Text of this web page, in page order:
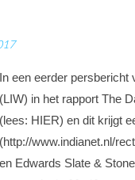
In een eerder persbericht
(LIW) in het rapport The
(lees: HIER) en dit krijgt
(http://www.indianet.nl/
en Edwards Slate &